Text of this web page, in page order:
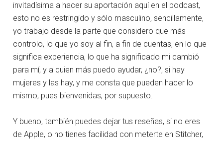
invitadísima a hacer su aportación aquí en el podcast,
esto no es restringido y sólo masculino, sencillamente,
yo trabajo desde la parte que considero que más
controlo, lo que yo soy al fin, a fin de cuentas, en lo que
significa experiencia, lo que ha significado mi cambió
para mí, y a quien más puedo ayudar, ¿no?, si hay
mujeres y las hay, y me consta que pueden hacer lo
mismo, pues bienvenidas, por supuesto.
Y bueno, también puedes dejar tus reseñas, si no eres
de Apple, o no tienes facilidad con meterte en Stitcher,